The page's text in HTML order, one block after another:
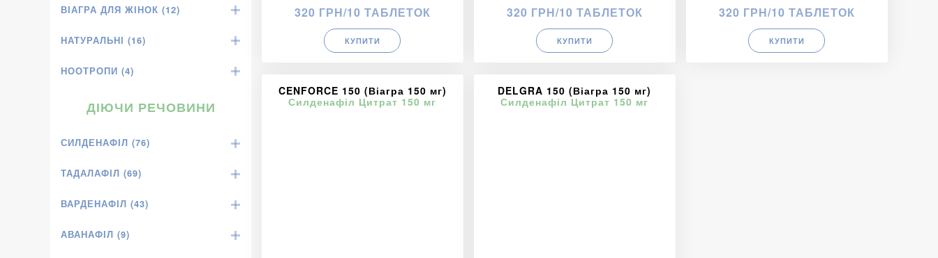
ВІАГРА ДЛЯ ЖІНОК (12)
НАТУРАЛЬНІ (16)
НООТРОПИ (4)
ДІЮЧИ РЕЧОВИНИ
СИЛДЕНАФІЛ (76)
ТАДАЛАФІЛ (69)
ВАРДЕНАФІЛ (43)
АВАНАФІЛ (9)
320 ГРН/10 ТАБЛЕТОК
КУПИТИ
320 ГРН/10 ТАБЛЕТОК
КУПИТИ
320 ГРН/10 ТАБЛЕТОК
КУПИТИ
CENFORCE 150 (Віагра 150 мг)
Силденафіл Цитрат 150 мг
DELGRA 150 (Віагра 150 мг)
Силденафіл Цитрат 150 мг